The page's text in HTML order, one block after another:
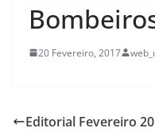
20 Fevereiro, 2017
Editorial Fevereiro